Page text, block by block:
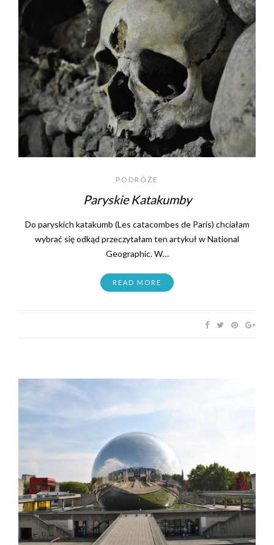
PODRÓŻE
Paryskie Katakumby
Do paryskich katakumb (Les catacombes de Paris) chciałam
wybrać się odkąd przeczytałam ten artykuł w National
Geographic. W…
READ MORE